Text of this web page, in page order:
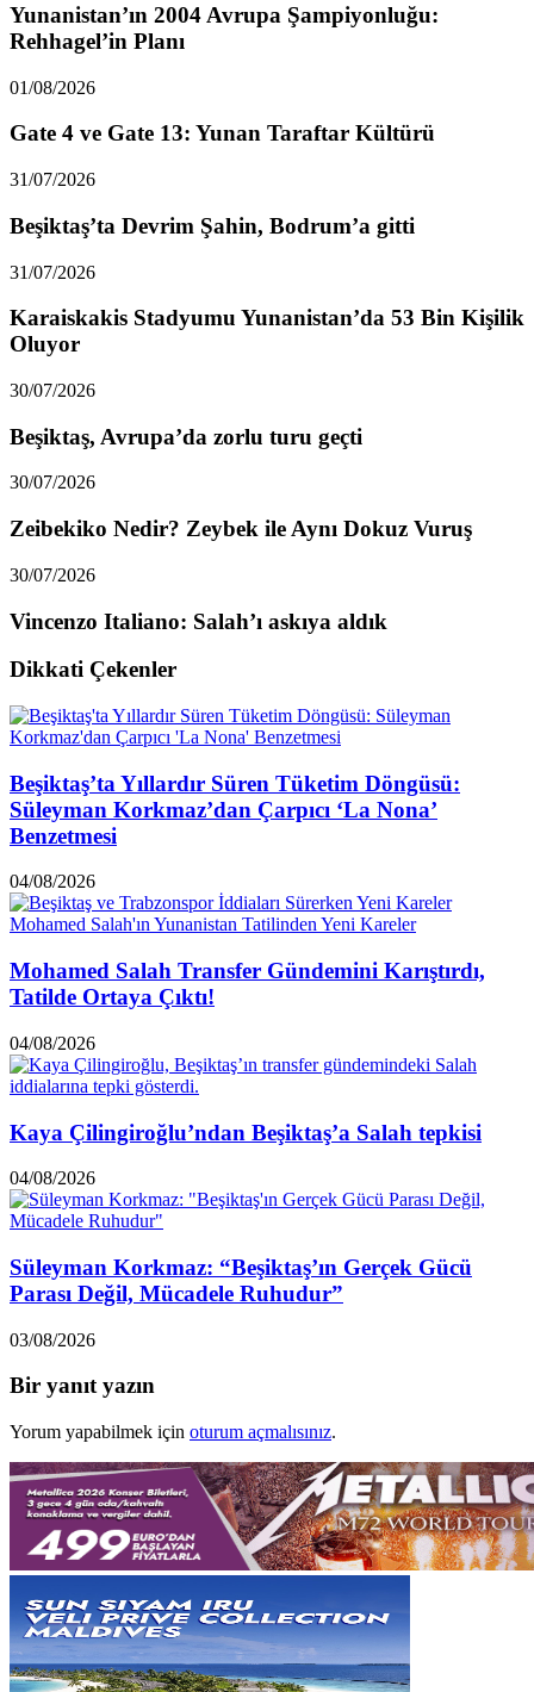
Yunanistan’ın 2004 Avrupa Şampiyonluğu:
Rehhagel’in Planı
01/08/2026
Gate 4 ve Gate 13: Yunan Taraftar Kültürü
31/07/2026
Beşiktaş’ta Devrim Şahin, Bodrum’a gitti
31/07/2026
Karaiskakis Stadyumu Yunanistan’da 53 Bin Kişilik
Oluyor
30/07/2026
Beşiktaş, Avrupa’da zorlu turu geçti
30/07/2026
Zeibekiko Nedir? Zeybek ile Aynı Dokuz Vuruş
30/07/2026
Vincenzo Italiano: Salah’ı askıya aldık
Dikkati Çekenler
Beşiktaş’ta Yıllardır Süren Tüketim Döngüsü:
Süleyman Korkmaz’dan Çarpıcı ‘La Nona’
Benzetmesi
04/08/2026
Mohamed Salah Transfer Gündemini Karıştırdı,
Tatilde Ortaya Çıktı!
04/08/2026
Kaya Çilingiroğlu’ndan Beşiktaş’a Salah tepkisi
04/08/2026
Süleyman Korkmaz: “Beşiktaş’ın Gerçek Gücü
Parası Değil, Mücadele Ruhudur”
03/08/2026
Bir yanıt yazın
Yorum yapabilmek için oturum açmalısınız.